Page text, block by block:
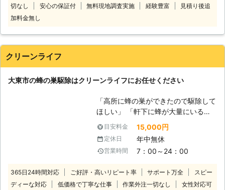
の事業をご依頼される際には“便利屋
【便利屋はっちのハチ駆除について】
毎年、全国のハチ被害によって約10
チは危険生物とされています。 もし
近くで、ハチ・ハチの巣を見かけた
治のプロ、便利屋はっちにご依頼くだ
さい！
切なし
安心の保証付 無料現地調査実施 経験豊富
見積り後追
加料金無し
クリーンライフ
大東市の蜂の巣駆除はクリーンライフにお任せください
「高所に蜂の巣ができたので駆除して
ほしい」 「軒下に蜂が大量にいるの
でなんとかしてほしい」 「エアコン
室外機まわりに蜂がウヨウヨしている
から見てほしい」 このようなトラブ
ルで蜂の巣駆除業者をお探しなら当社
ておくとさらに大きくなり、蜂の数も
増えていきます。蜂に刺されるリスク
目安料金 15,000円
定休日 年中無休
営業時間 7：00～24：00
365日24時間対応 ご好評・高いリピート率 サポート万全
スピー
ディーな対応
低価格で丁寧な仕事 作業外注一切なし
女性対応可